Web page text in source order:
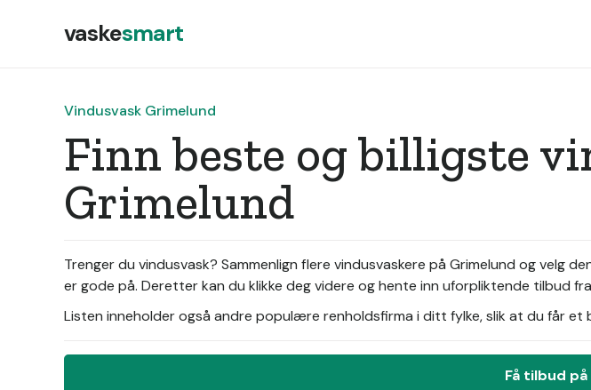
vaskesmart
Vindusvask Grimelund
Finn beste og billigste
Grimelund
Trenger du vindusvask? Sammenlign flere vindusvaskere på Grimelund og velg
er gode på. Deretter kan du klikke deg videre og hente inn uforpliktende tilbud
Listen inneholder også andre populære renholdsfirma i ditt fylke, slik at du får et
Få tilbud på